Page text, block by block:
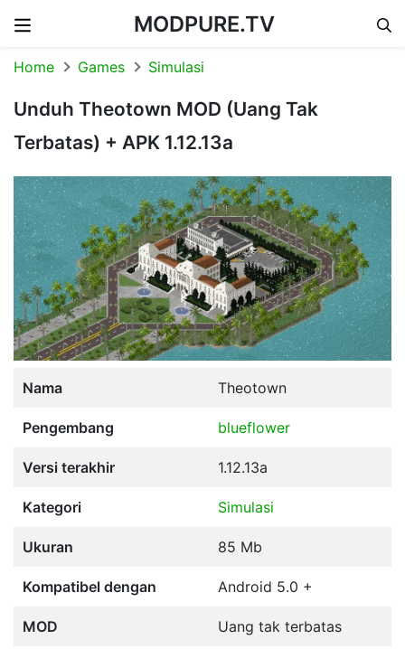
MODPURE.TV
Home Games Simulasi
Unduh Theotown MOD (Uang Tak
Terbatas) + APK 1.12.13a
Nama Theotown
Pengembang blueflower
Versi terakhir 1.12.13a
Kategori Simulasi
Ukuran 85 Mb
Kompatibel dengan Android 5.0 +
MOD Uang tak terbatas